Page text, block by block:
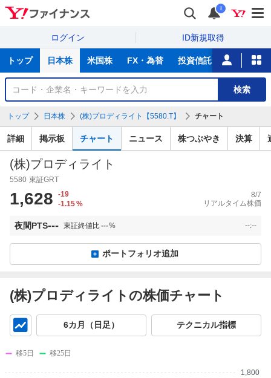
i
ログイン ID新規取得
サ
トップ 日本株 米国株 FX・為替 投資信託 ニュース
銘
検
索
検索
トップ 日本株 (株)プロディライト【5580.T】 チャート
詳細 掲示板 チャート ニュース 株つぶやき 決算
(株)プロディライト
5580 東証GRT
1,628
-19
-1.15%
8/7
リアルタイム株価
夜間PTS--- 東証終値比---% --:--
ポートフォリオ追加
(株)プロディライトの株価チャート
6カ月（日足） テクニカル指標
1,800
移5日 移25日